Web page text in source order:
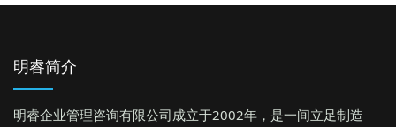
明睿简介
明睿企业管理咨询有限公司成立于2002年，是一间立足制造